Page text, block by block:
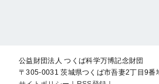
公益財団法人 つくば科学万博記念財団
〒305-0031 茨城県つくば市吾妻2丁目9番